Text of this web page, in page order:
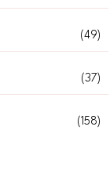
(49)
(37)
(158)